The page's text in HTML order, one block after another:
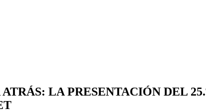
LA PRESENTACIÓN DEL